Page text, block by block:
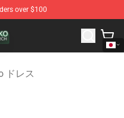
over $100
Merchandise Store
ドレス